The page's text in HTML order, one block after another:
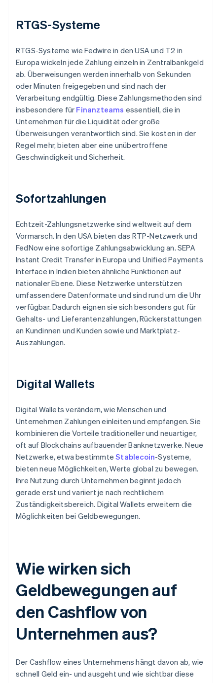
RTGS-Systeme
RTGS-Systeme wie Fedwire in den USA und T2 in
Europa wickeln jede Zahlung einzeln in Zentralbankgeld
ab. Überweisungen werden innerhalb von Sekunden
oder Minuten freigegeben und sind nach der
Verarbeitung endgültig. Diese Zahlungsmethoden sind
insbesondere für Finanzteams essentiell, die in
Unternehmen für die Liquidität oder große
Überweisungen verantwortlich sind. Sie kosten in der
Regel mehr, bieten aber eine unübertroffene
Geschwindigkeit und Sicherheit.
Sofortzahlungen
Echtzeit-Zahlungsnetzwerke sind weltweit auf dem
Vormarsch. In den USA bieten das RTP-Netzwerk und
FedNow eine sofortige Zahlungsabwicklung an. SEPA
Instant Credit Transfer in Europa und Unified Payments
Interface in Indien bieten ähnliche Funktionen auf
nationaler Ebene. Diese Netzwerke unterstützen
umfassendere Datenformate und sind rund um die Uhr
verfügbar. Dadurch eignen sie sich besonders gut für
Gehalts- und Lieferantenzahlungen, Rückerstattungen
an Kundinnen und Kunden sowie und Marktplatz-
Auszahlungen.
Digital Wallets
Digital Wallets verändern, wie Menschen und
Unternehmen Zahlungen einleiten und empfangen. Sie
kombinieren die Vorteile traditioneller und neuartiger,
oft auf Blockchains aufbauender Banknetzwerke. Neue
Netzwerke, etwa bestimmteStablecoin-Systeme,
bieten neue Möglichkeiten, Werte global zu bewegen.
Ihre Nutzung durch Unternehmen beginnt jedoch
gerade erst und variiert je nach rechtlichem
Zuständigkeitsbereich. Digital Wallets erweitern die
Möglichkeiten bei Geldbewegungen.
Wie wirken sich
Geldbewegungen auf
den Cashflow von
Unternehmen aus?
Der Cashflow eines Unternehmens hängt davon ab, wie
schnell Geld ein- und ausgeht und wie sichtbar diese